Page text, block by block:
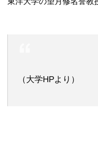
（大学HPより）